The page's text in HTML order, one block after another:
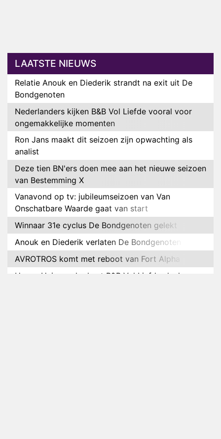
LAATSTE NIEUWS
Relatie Anouk en Diederik strandt na exit uit De
Bondgenoten
Nederlanders kijken B&B Vol Liefde vooral voor
ongemakkelijke momenten
Ron Jans maakt dit seizoen zijn opwachting als
analist
Deze tien BN'ers doen mee aan het nieuwe seizoen
van Bestemming X
Vanavond op tv: jubileumseizoen van Van
Onschatbare Waarde gaat van start
Winnaar 31e cyclus De Bondgenoten gelekt
Anouk en Diederik verlaten De Bondgenoten
AVROTROS komt met reboot van Fort Alpha
Henny Huisman herkent B&B Vol Liefde-deelnemer